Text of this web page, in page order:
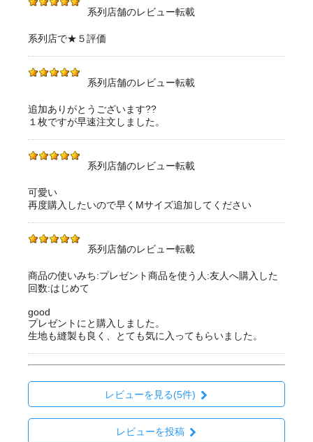
系列店舗のレビュー転載
系列店で★５評価
系列店舗のレビュー転載
追加ありがとうございます??
１枚ですが早速注文しました。
系列店舗のレビュー転載
可愛い
再度購入したいので早くMサイズ追加してください
系列店舗のレビュー転載
商品の使いみち:プレゼント商品を使う人:友人へ購入した
回数:はじめて
good
プレゼントにと購入しました。
生地も縫製も良く、とても気に入ってもらいました。
レビューを見る(5件)
レビューを投稿